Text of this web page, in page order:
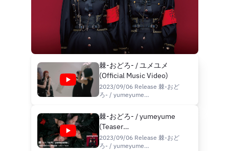
棘-おどろ- / ユメユメ
(Official Music Video)
2023/09/06 Release 棘-おど
ろ- / yumeyume
■Music 棘-おどろ- Odoro 田
中しろめ Shirome Tanaka 月
奏ミサ Misa Tsukikanade 廻
環美 Kan-my Meguri 白桜サ
キ Saki Shirozakura Words
棘‐おどろ- / yumeyume
(Teaser
Movie)≪2023/09/06
Release!!≫
2023/09/06 Release 棘-おど
ろ- / yumeyume